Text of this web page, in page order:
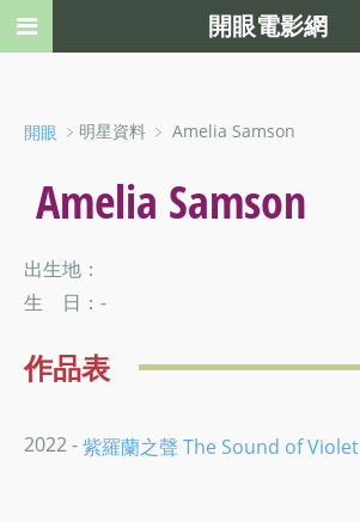
開眼 ﹥明星資料 ﹥ Amelia Samson
Amelia Samson
出生地：
生 日：-
作品表
2022 -紫羅蘭之聲 The Sound of Violet
開眼電影網